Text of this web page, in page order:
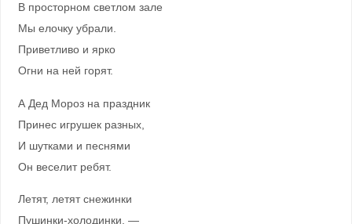
В просторном светлом зале
Мы елочку убрали.
Приветливо и ярко
Огни на ней горят.
А Дед Мороз на праздник
Принес игрушек разных,
И шутками и песнями
Он веселит ребят.
Летят, летят снежинки
Пушинки-холодинки, —